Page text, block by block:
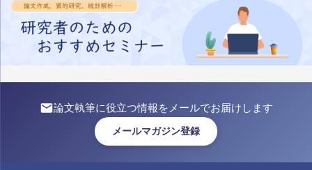
論文執筆に役立つ情報をメールでお届けします
メールマガジン登録